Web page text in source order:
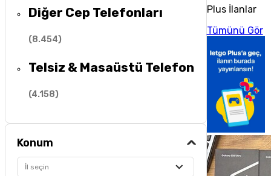
Diğer Cep Telefonları
(8.454)
Telsiz & Masaüstü Telefon
(4.158)
Konum
İl seçin
Plus İlanlar
Tümünü Gör